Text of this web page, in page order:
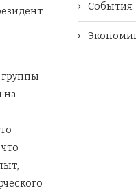
группы
на
События